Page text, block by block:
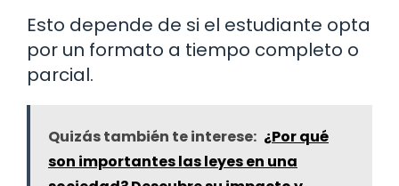
Esto depende de si el estudiante opta
por un formato a tiempo completo o
parcial.
Quizás también te interese: ¿Por qué
son importantes las leyes en una